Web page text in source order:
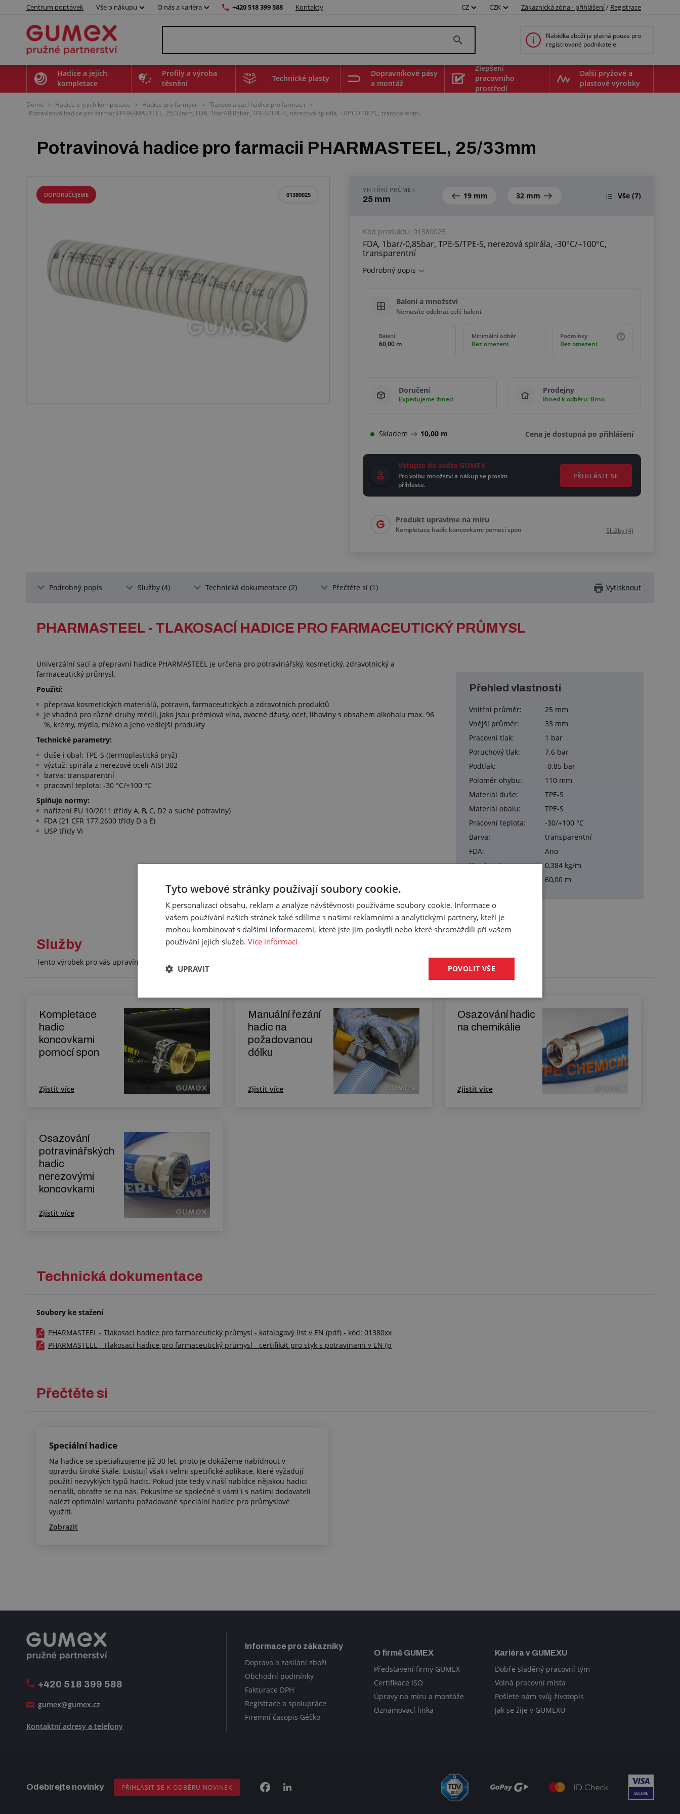
Centrum poptávek Vše o nákupu O nás a kariéra +420 518 399 588 Kontakty CZ CZK Zákaznická zóna - přihlášení/ Registrace
Nabídka zboží je platná pouze pro
registrované podnikatele
Hadice a jejich
kompletace
Profily a výroba
těsnění
Technické plasty
Dopravníkové pásy
a montáž
Zlepšení
pracovního
prostředí
Další pryžové a
plastové výrobky
Domů > Hadice a jejich kompletace > Hadice pro farmacii > Tlakové a sací hadice pro farmacii >
Potravinová hadice pro farmacii PHARMASTEEL, 25/33mm, FDA, 1bar/-0,85bar, TPE-S/TPE-S, nerezová spirála, -30°C/+100°C, transparentní
Potravinová hadice pro farmacii PHARMASTEEL, 25/33mm
01380025
DOPORUČUJEME
VNITŘNÍ PRŮMĚR
25 mm 19 mm 32 mm Vše (7)
Kód produktu: 01380025
FDA, 1bar/-0,85bar, TPE-S/TPE-S, nerezová spirála, -30°C/+100°C,
transparentní
Podrobný popis
Balení a množství
Nemusíte odebrat celé balení.
Balení
60,00 m
Minimální odběr
Bez omezení
Podmínky
Bez omezení
Doručení
Expedujeme ihned
Prodejny
Ihned k odběru: Brno
Skladem 10,00 m Cena je dostupná po přihlášení
Vstupte do světa GUMEX
Pro volbu množství a nákup se prosím
přihlaste.
PŘIHLÁSIT SE
Produkt upravíme na míru
Kompletace hadic koncovkami pomocí spon Služby (4)
Podrobný popis Služby (4) Technická dokumentace (2) Přečtěte si (1) Vytisknout
PHARMASTEEL - TLAKOSACÍ HADICE PRO FARMACEUTICKÝ PRŮMYSL
Univerzální sací a přepravní hadice PHARMASTEEL je určena pro potravinářský, kosmetický, zdravotnický a
farmaceutický průmysl.
Použití:
přeprava kosmetických materiálů, potravin, farmaceutických a zdravotních produktů
je vhodná pro různé druhy médií, jako jsou prémiová vína, ovocné džusy, ocet, lihoviny s obsahem alkoholu max. 96
%, krémy, mýdla, mléko a jeho vedlejší produkty
Technické parametry:
duše i obal: TPE-S (termoplastická pryž)
výztuž: spirála z nerezové oceli AISI 302
barva: transparentní
pracovní teplota: -30 °C/+100 °C
Splňuje normy:
nařízení EU 10/2011 (třídy A, B, C, D2 a suché potraviny)
FDA (21 CFR 177.2600 třídy D a E)
USP třídy VI
Přehled vlastností
Vnitřní průměr:
25 mm
Vnější průměr:
33 mm
Pracovní tlak:
1 bar
Poruchový tlak:
7.6 bar
Podtlak:
-0.85 bar
Poloměr ohybu:
110 mm
Materiál duše:
TPE-S
Materiál obalu:
TPE-S
Pracovní teplota:
-30/+100 °C
Barva:
transparentní
FDA:
Ano
Hmotnost:
0,384 kg/m
60,00 m
Služby
Tento výrobek pro vás upravíme na míru. Konkrétní specifikaci budete moci upřesnit v poznámce u objednávky.
Kompletace
hadic
koncovkami
pomocí spon
Zjistit více
Manuální řezání
hadic na
požadovanou
délku
Zjistit více
Osazování hadic
na chemikálie
Zjistit více
Osazování
potravinářských
hadic
nerezovými
koncovkami
Zjistit více
Technická dokumentace
Soubory ke stažení
PHARMASTEEL - Tlakosací hadice pro farmaceutický průmysl - katalogový list v EN (pdf) - kód: 01380xx
PHARMASTEEL - Tlakosací hadice pro farmaceutický průmysl - certifikát pro styk s potravinami v EN (p
Přečtěte si
Speciální hadice
Na hadice se specializujeme již 30 let, proto je dokážeme nabídnout v
opravdu široké škále. Existují však i velmi specifické aplikace, které vyžadují
použití nezvyklých typů hadic. Pokud jste tedy v naší nabídce nějakou hadici
nenašli, obraťte se na nás. Pokusíme se společně s vámi i s našimi dodavateli
nalézt optimální variantu požadované speciální hadice pro průmyslové
využití.
Zobrazit
+420 518 399 588
gumex@gumex.cz
Kontaktní adresy a telefony
Informace pro zákazníky
Doprava a zasílání zboží
Obchodní podmínky
Fakturace DPH
Registrace a spolupráce
Firemní časopis Géčko
O firmě GUMEX
Představení firmy GUMEX
Certifikace ISO
Úpravy na míru a montáže
Oznamovací linka
Kariéra v GUMEXU
Dobře sladěný pracovní tým
Volná pracovní místa
Pošlete nám svůj životopis
Jak se žije v GUMEXU
Odebírejte novinky PŘIHLÁSIT SE K ODBĚRU NOVINEK
Tyto webové stránky používají soubory cookie.
K personalizaci obsahu, reklam a analýze návštěvnosti používáme soubory cookie. Informace o
vašem používání našich stránek také sdílíme s našimi reklamními a analytickými partnery, kteří je
mohou kombinovat s dalšími informacemi, které jste jim poskytli nebo které shromáždili při vašem
používání jejich služeb. Více informací
POVOLIT VŠE
UPRAVIT